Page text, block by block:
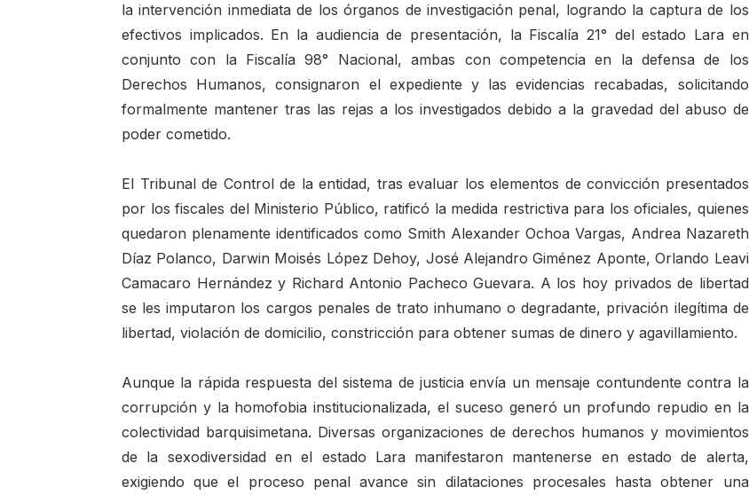
la intervención inmediata de los órganos de investigación penal, logrando la captura de los
efectivos implicados. En la audiencia de presentación, la Fiscalía 21° del estado Lara en
conjunto con la Fiscalía 98° Nacional, ambas con competencia en la defensa de los
Derechos Humanos, consignaron el expediente y las evidencias recabadas, solicitando
formalmente mantener tras las rejas a los investigados debido a la gravedad del abuso de
poder cometido.
El Tribunal de Control de la entidad, tras evaluar los elementos de convicción presentados
por los fiscales del Ministerio Público, ratificó la medida restrictiva para los oficiales, quienes
quedaron plenamente identificados como Smith Alexander Ochoa Vargas, Andrea Nazareth
Díaz Polanco, Darwin Moisés López Dehoy, José Alejandro Giménez Aponte, Orlando Leavi
Camacaro Hernández y Richard Antonio Pacheco Guevara. A los hoy privados de libertad
se les imputaron los cargos penales de trato inhumano o degradante, privación ilegítima de
libertad, violación de domicilio, constricción para obtener sumas de dinero y agavillamiento.
Aunque la rápida respuesta del sistema de justicia envía un mensaje contundente contra la
corrupción y la homofobia institucionalizada, el suceso generó un profundo repudio en la
colectividad barquisimetana. Diversas organizaciones de derechos humanos y movimientos
de la sexodiversidad en el estado Lara manifestaron mantenerse en estado de alerta,
exigiendo que el proceso penal avance sin dilataciones procesales hasta obtener una